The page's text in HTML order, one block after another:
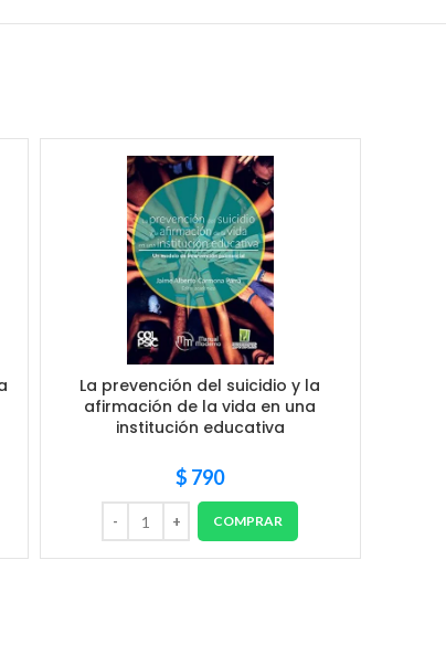
La prevención del suicidio y la
afirmación de la vida en una
institución educativa
$ 790
COMPRAR